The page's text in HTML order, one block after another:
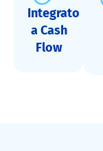
Integrato
a Cash
Flow